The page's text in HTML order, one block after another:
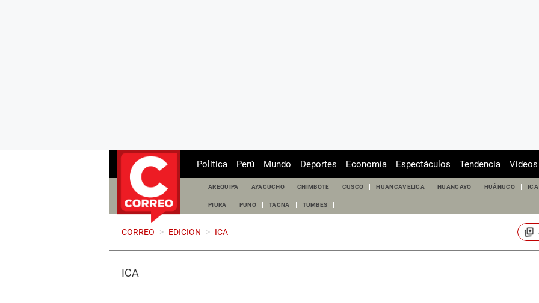
Política Perú Mundo Deportes Economía Espectáculos Tendencia Videos
AREQUIPA AYACUCHO CHIMBOTE CUSCO HUANCAVELICA HUANCAYO HUÁNUCO ICA
PIURA PUNO TACNA TUMBES
CORREO > EDICION > ICA
ICA